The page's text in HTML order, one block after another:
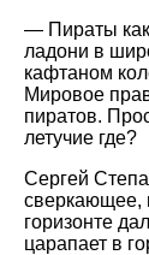
— Пираты как
ладони в
кафтаном
Мировое
пиратов.
летучие где?
Сергей
сверкающее,
горизонте
царапает в